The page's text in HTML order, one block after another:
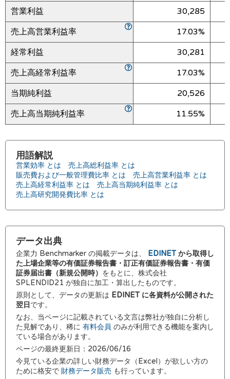
営業利益
30,285
売上高営業利益率
17.03%
経常利益
30,281
売上高経常利益率
17.03%
当期純利益
20,526
売上高当期純利益率
11.55%
用語解説
営業効率 とは
売上高総利益率 とは
販売費および一般管理費比率 とは
売上高営業利益率 とは
売上高経常利益率 とは
売上高当期純利益率 とは
売上高研究開発費比率 とは
データ出典
企業力 Benchmarker の掲載データは、 EDINETから取得し
た上場企業等の有価証券報告書・訂正有価証券報告書・有価
証券届出書（新規公開時） をもとに、株式会社
SPLENDID21 が独自に加工・算出したものです。
原則として、データの更新は EDINET に各資料が公開された
翌日 です。
なお、当ページに記載されている文言は弊社が独自に分析し
た見解であり、稀に 有料会員 のみが利用できる機能を案内し
ている場合があります。
ページの最終更新日：2026/06/16
今見ている企業の詳しい財務データ（Excel）が欲しい方の
ために格安で 財務データ販売 も行っています。